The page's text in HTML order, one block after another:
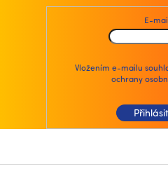
E-
Vložením e-mailu
ochrany
á